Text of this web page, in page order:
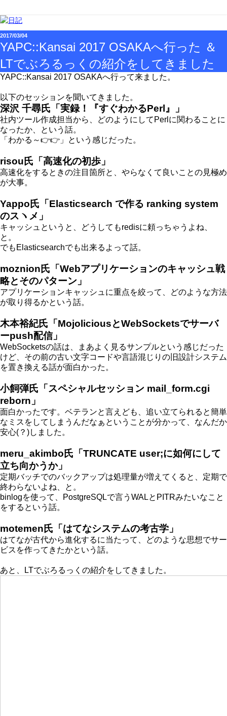
2017/03/04
YAPC::Kansai 2017 OSAKAへ行った ＆
LTでぶろるっくの紹介をしてきました
YAPC::Kansai 2017 OSAKAへ行って来ました。
以下のセッションを聞いてきました。
深沢 千尋氏「実録！『すぐわかるPerl』」
社内ツール作成担当から、どのようにしてPerlに関わることに
なったか、という話。
「わかる～👉👉 」という感じだった。
risou氏「高速化の初歩」
高速化をするときの注目箇所と、やらなくて良いことの見極め
が大事。
Yappo氏「Elasticsearch で作る ranking system
のスヽメ」
キャッシュというと、どうしてもredisに頼っちゃうよね、
と。
でもElasticsearchでも出来るよって話。
moznion氏「Webアプリケーションのキャッシュ戦
略とそのパターン」
アプリケーションキャッシュに重点を絞って、どのような方法
が取り得るかという話。
木本裕紀氏「MojoliciousとWebSocketsでサーバ
ーpush配信」
WebSocketsの話は、まあよく見るサンプルという感じだった
けど、その前の古い文字コードや言語混じりの旧設計システム
を置き換える話が面白かった。
小飼弾氏「スペシャルセッション mail_form.cgi
reborn」
面白かったです。ベテランと言えども、追い立てられると簡単
なミスをしてしまうんだなぁということが分かって、なんだか
安心(？)しました。
meru_akimbo氏「TRUNCATE user;に如何にして
立ち向かうか」
定期バッチでのバックアップは処理量が増えてくると、定期で
終わらないよね、と。
binlogを使って、PostgreSQLで言うWALとPITRみたいなこと
をするという話。
motemen氏「はてなシステムの考古学」
はてなが古代から進化するに当たって、どのような思想でサー
ビスを作ってきたかという話。
あと、LTでぶろるっくの紹介をしてきました。